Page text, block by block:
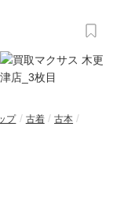
プ 古着
古本